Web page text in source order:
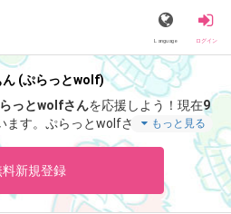
Language ログイン
ん (ぷらっとwolf)
っとwolfさんを応援しよう！ 現在9
す。 ぷらっとwolfさんのファンク
「
【写真 58枚 / 音声付き動画1ぷん
どんポージングが激しくなりまた🫣
ンツをお楽しみいただけます。
もっと見る
料新規登録